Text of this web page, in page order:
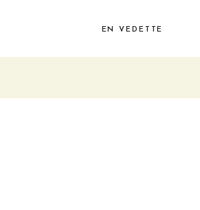
EN VEDETTE